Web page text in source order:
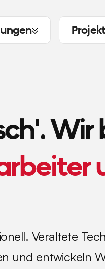
Wir
Veraltete
und entwickeln